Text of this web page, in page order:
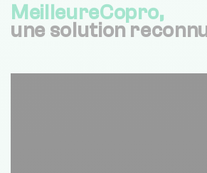
MeilleureCopro,
une solution